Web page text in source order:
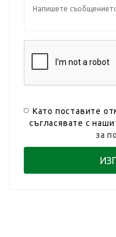
Като поставите
съгласявате с
за